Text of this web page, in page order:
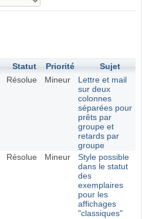
Statut Priorité
Sujet
Résolue Mineur
Lettre et mail
sur deux
colonnes
séparées pour
prêts par
groupe et
retards par
groupe
Résolue Mineur
Style possible
dans le statut
des
exemplaires
pour les
affichages
"classiques"